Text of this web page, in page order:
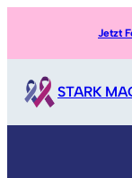
Jetzt
STARK